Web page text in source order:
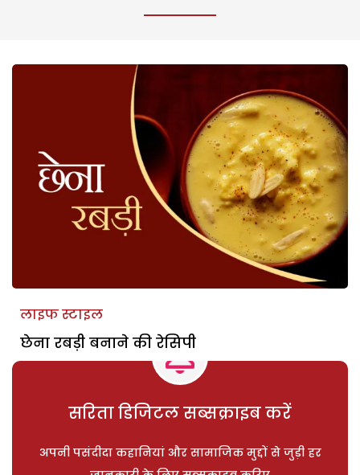
लाइफ स्टाइल
छेना रबड़ी बनाने की रेसिपी
सरिता डिजिटल सब्सक्राइब करें
अपनी पसंदीदा कहानियां और सामाजिक मुद्दों से जुड़ी हर